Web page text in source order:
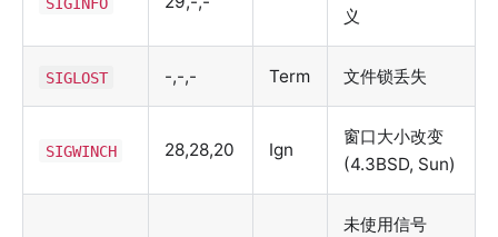
义
SIGLOST -,-,- Term 文件锁丢失
SIGWINCH 28,28,20 Ign
窗口大小改变
(4.3BSD, Sun)
未使用信号